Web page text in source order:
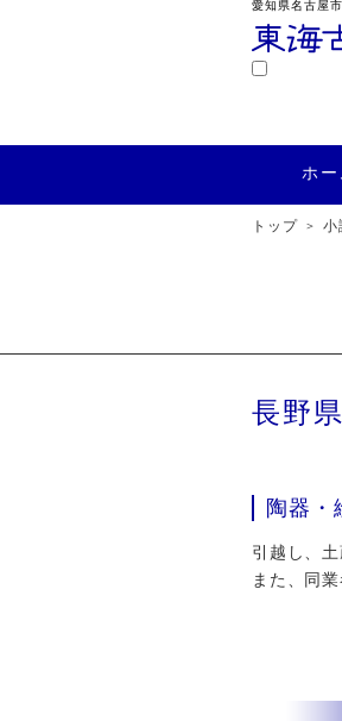
愛知県名古屋
ホー
トップ 小
長野
陶器・
引越し、
また、同